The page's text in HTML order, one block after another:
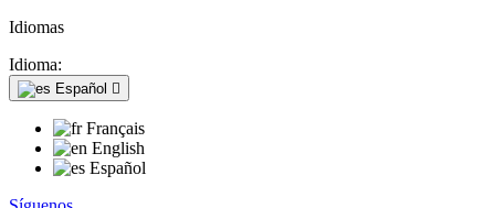
Idiomas
Idioma:
Español 
Français
English
Español